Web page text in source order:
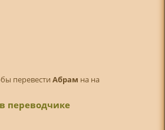
перевести Абрам на на
переводчике